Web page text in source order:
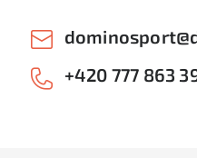
dominosport@
+420 777 863